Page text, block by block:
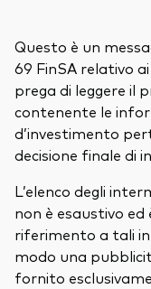
Questo è un
69 FinSA relativo
prega di leggere il
contenente le
d’investimento
decisione finale di
L’elenco degli
non è esaustivo
riferimento a tali
modo una
fornito